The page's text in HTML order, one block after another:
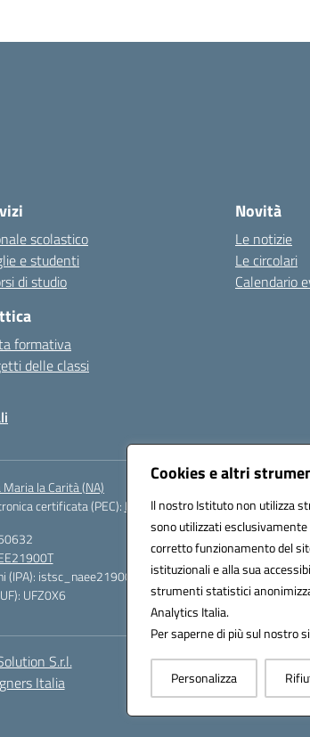
Cookies e altri
Il nostro Istituto non utilizza
sono utilizzati
corretto funzionamento del
istituzionali e alla sua
strumenti statistici
Analytics Italia.
Per saperne di più sul nostro
Personalizza
scolastico
e studenti
di studio
formativa
delle classi
Novità
Le notizie
Le circolari
Calendario
la Carità (NA)
certificata (PEC): NAEE21900T@pec.istruzione.it
(IPA): istsc_naee21900t
UFZ0X6
S.r.l.
Italia